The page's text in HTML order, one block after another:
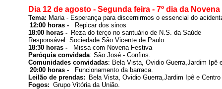
Dia 12 de agosto - Segunda feira - 7º dia da Novena
Tema: Maria - Esperança para discernirmos o essencial do
12:00 horas -
Repicar dos sinos
18:00 horas - Reza do terço no santuário de N.S. da Saúde
Responsável: Sociedade São Vicente de Paulo
18:30 horas -
Missa com Novena Festiva
Paróquia convidada: São José - Confins.
Comunidades convidadas: Bela Vista, Ovidio Guerra,Jardim Ipê
20:00 horas -
Leilão de prendas:
Bela Vista, Ovidio Guerra,Jardim Ipê e
Fogos: Grupo Vitória da União.